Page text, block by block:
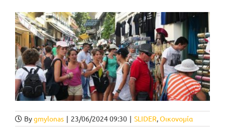
Προβολή
μεγαλύτερης
εικόνας
Bygmylonas | 23/06/2024 09:30 | SLIDER,Οικονομία